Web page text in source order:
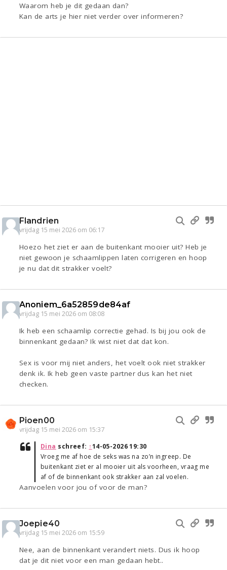
Waarom heb je dit gedaan dan?
Kan de arts je hier niet verder over informeren?
Flandrien
vrijdag 15 mei 2026 om 06:17
Hoezo het ziet er aan de buitenkant mooier uit? Heb je
niet gewoon je schaamlippen laten corrigeren en hoop
je nu dat dit strakker voelt?
Anoniem_6a52859de84af
vrijdag 15 mei 2026 om 08:08
Ik heb een schaamlip correctie gehad. Is bij jou ook de
binnenkant gedaan? Ik wist niet dat dat kon.
Sex is voor mij niet anders, het voelt ook niet strakker
denk ik. Ik heb geen vaste partner dus kan het niet
checken.
Pioen00
vrijdag 15 mei 2026 om 15:37
Dina schreef: ↑14-05-2026 19:30
Vroeg me af hoe de seks was na zo’n ingreep. De
buitenkant ziet er al mooier uit als voorheen, vraag me
af of de binnenkant ook strakker aan zal voelen.
Aanvoelen voor jou of voor de man?
Joepie40
vrijdag 15 mei 2026 om 15:59
Nee, aan de binnenkant verandert niets. Dus ik hoop
dat je dit niet voor een man gedaan hebt..